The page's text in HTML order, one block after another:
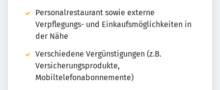
Personalrestaurant sowie externe
Verpflegungs- und Einkaufsmöglichkeiten in
der Nähe
Verschiedene Vergünstigungen (z.B.
Versicherungsprodukte,
Mobiltelefonabonnemente)